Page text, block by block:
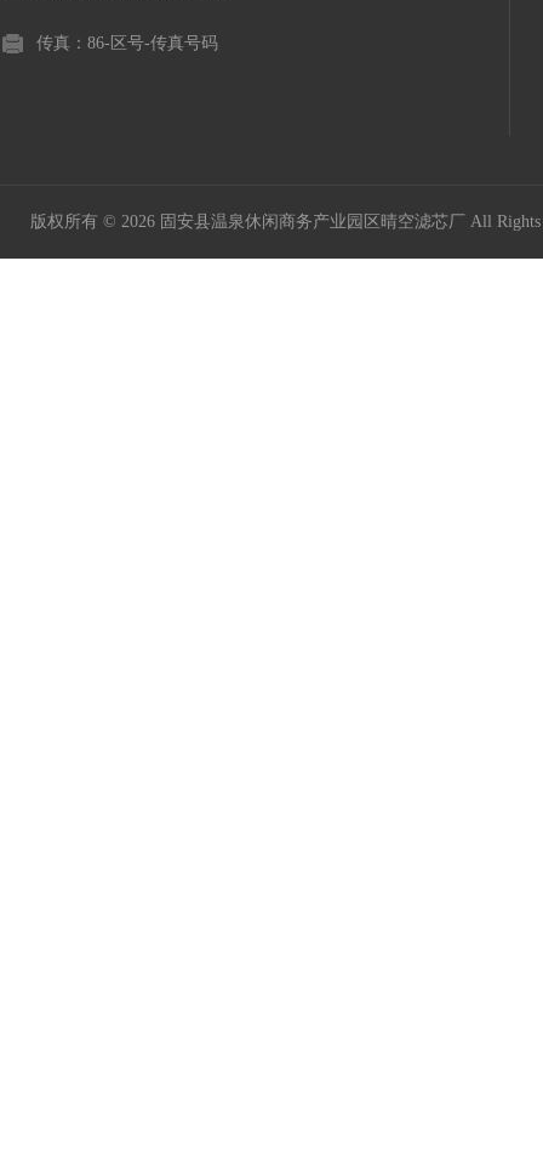
传真：86-区号-传真号码
版权所有 © 2026 固安县温泉休闲商务产业园区晴空滤芯厂 All